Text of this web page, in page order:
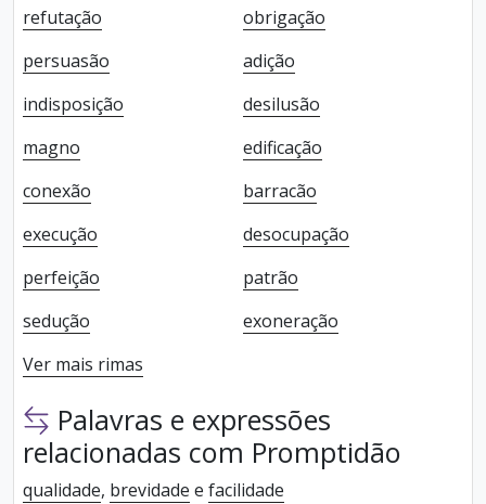
refutação
obrigação
persuasão
adição
indisposição
desilusão
magno
edificação
conexão
barracão
execução
desocupação
perfeição
patrão
sedução
exoneração
Ver mais rimas
Palavras e expressões
relacionadas com Promptidão
qualidade, brevidade e facilidade